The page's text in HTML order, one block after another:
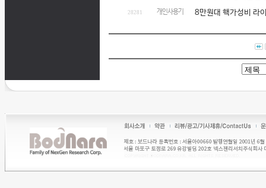
28281 개인사용기 8만원대 핵가성비 라